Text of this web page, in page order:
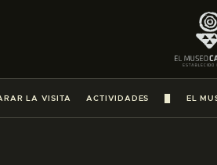
LA VISITA ACTIVIDADES EL
PREPARAR LA VISITA
ACTIVIDADES
█